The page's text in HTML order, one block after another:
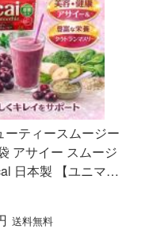
ーティースムージー
アサイー スムージ
【ユニマッ
送料無料